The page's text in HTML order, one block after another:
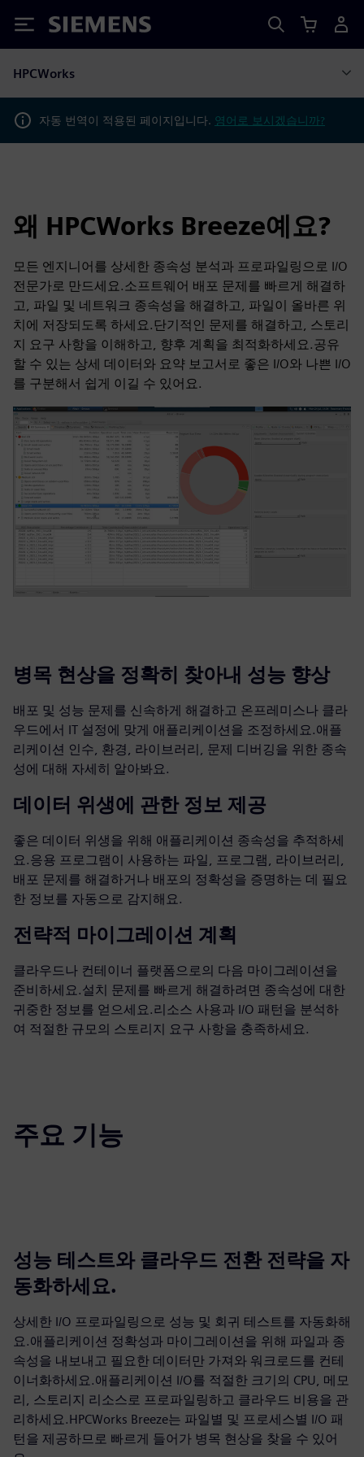
Siemens
HPCWorks
자동 번역이 적용된 페이지입니다. 영어로 보시겠습니까?
왜 HPCWorks Breeze예요?
모든 엔지니어를 상세한 종속성 분석과 프로파일링으로 I/O
전문가로 만드세요.소프트웨어 배포 문제를 빠르게 해결하
고, 파일 및 네트워크 종속성을 해결하고, 파일이 올바른 위
치에 저장되도록 하세요.단기적인 문제를 해결하고, 스토리
지 요구 사항을 이해하고, 향후 계획을 최적화하세요.공유
할 수 있는 상세 데이터와 요약 보고서로 좋은 I/O와 나쁜 I/O
를 구분해서 쉽게 이길 수 있어요.
병목 현상을 정확히 찾아내 성능 향상
배포 및 성능 문제를 신속하게 해결하고 온프레미스나 클라
우드에서 IT 설정에 맞게 애플리케이션을 조정하세요.애플
리케이션 인수, 환경, 라이브러리, 문제 디버깅을 위한 종속
성에 대해 자세히 알아봐요.
데이터 위생에 관한 정보 제공
좋은 데이터 위생을 위해 애플리케이션 종속성을 추적하세
요.응용 프로그램이 사용하는 파일, 프로그램, 라이브러리,
배포 문제를 해결하거나 배포의 정확성을 증명하는 데 필요
한 정보를 자동으로 감지해요.
전략적 마이그레이션 계획
클라우드나 컨테이너 플랫폼으로의 다음 마이그레이션을
준비하세요.설치 문제를 빠르게 해결하려면 종속성에 대한
귀중한 정보를 얻으세요.리소스 사용과 I/O 패턴을 분석하
여 적절한 규모의 스토리지 요구 사항을 충족하세요.
주요 기능
성능 테스트와 클라우드 전환 전략을 자
동화하세요.
상세한 I/O 프로파일링으로 성능 및 회귀 테스트를 자동화해
요.애플리케이션 정확성과 마이그레이션을 위해 파일과 종
속성을 내보내고 필요한 데이터만 가져와 워크로드를 컨테
이너화하세요.애플리케이션 I/O를 적절한 크기의 CPU, 메모
리, 스토리지 리소스로 프로파일링하고 클라우드 비용을 관
리하세요.HPCWorks Breeze는 파일별 및 프로세스별 I/O 패
턴을 제공하므로 빠르게 들어가 병목 현상을 찾을 수 있어